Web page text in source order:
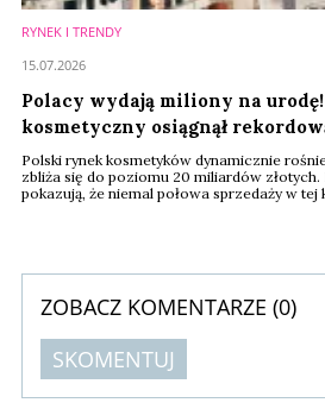
RYNEK I TRENDY
Polacy wydają miliony na
kosmetyczny osiągnął
Polski rynek kosmetyków dynamicznie
zbliża się do poziomu 20 miliardów
pokazują, że niemal połowa sprzedaży w
15.07.2026
ZOBACZ KOMENTARZE (0)
SKOMENTUJ